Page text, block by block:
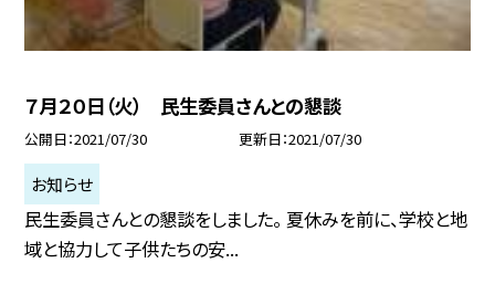
７月２０日（火） 民生委員さんとの懇談
公開日 2021/07/30 更新日 2021/07/30
お知らせ
民生委員さんとの懇談をしました。 夏休みを前に、学校と地
域と協力して子供たちの安...